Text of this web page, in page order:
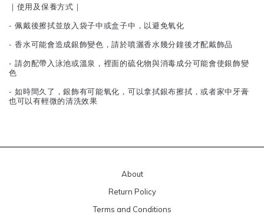
｜使用及保養方式｜
- 佩戴後擦拭並放入袋子中或盒子中，以避免氧化
- 香水可能會造成銀飾變色，請於噴灑香水幾分鐘後才配戴飾品
- 請勿配帶入泳池或溫泉，裡面的硫化物與消毒成分可能會使銀飾變
色
- 如時間久了，銀飾有可能氧化，可以拿拭銀布擦拭，或者家中牙膏
也可以有輕微的清洗效果
About
Return Policy
Terms and Conditions